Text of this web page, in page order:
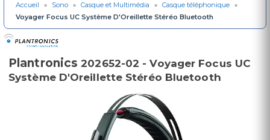
Accueil » Sono » Casque et Multimédia » Casque téléphonique »
Voyager Focus UC Système D'Oreillette Stéréo Bluetooth
Plantronics202652-02 - Voyager Focus UC
Système D'Oreillette Stéréo Bluetooth